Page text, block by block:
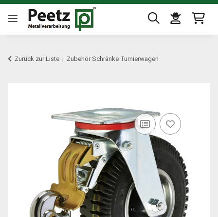
Zurück zur Liste Zubehör Schränke Turnierwagen